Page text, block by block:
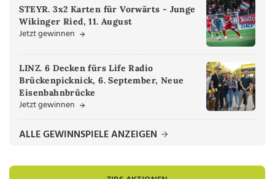
STEYR. 3x2 Karten für Vorwärts - Junge
Wikinger Ried, 11. August
Jetzt gewinnen
LINZ. 6 Decken fürs Life Radio
Brückenpicknick, 6. September, Neue
Eisenbahnbrücke
Jetzt gewinnen
ALLE GEWINNSPIELE ANZEIGEN